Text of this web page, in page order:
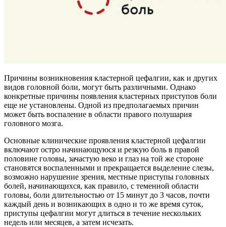
Причины возникновения кластерной цефалгии, как и других
видов головной боли, могут быть различными. Однако
конкретные причины появления кластерных приступов боли
еще не установлены. Одной из предполагаемых причин
может быть воспаление в области правого полушария
головного мозга.
Основные клинические проявления кластерной цефалгии
включают остро начинающуюся и резкую боль в правой
половине головы, зачастую веко и глаз на той же стороне
становятся воспаленными и прекращается выделение слезы,
возможно нарушение зрения, местные приступы головных
болей, начинающихся, как правило, с теменной области
головы, боли длительностью от 15 минут до 3 часов, почти
каждый день и возникающих в одно и то же время суток,
приступы цефалгии могут длиться в течение нескольких
недель или месяцев, а затем исчезать.